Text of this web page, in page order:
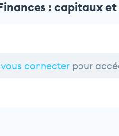
: capitaux
vous connecter pour